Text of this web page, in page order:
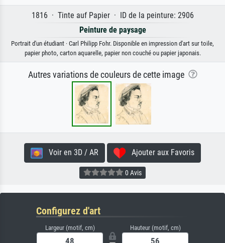
1816 · Tinte auf Papier · ID de la peinture: 2906
Peinture de paysage
Portrait d'un étudiant · Carl Philipp Fohr. Disponible en impression d'art sur toile,
papier photo, carton aquarelle, papier non couché ou papier japonais.
Autres variations de couleurs de cette image
Voir en 3D / AR Ajouter aux Favoris
0 Avis
Configurez d'art
Largeur (motif, cm) Hauteur (motif, cm)